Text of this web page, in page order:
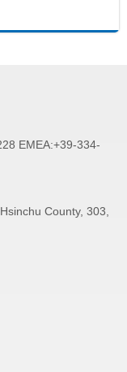
EMEA:+39-334-
County, 303,